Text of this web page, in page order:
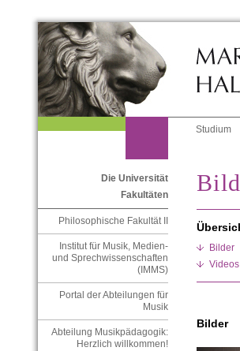
Studium
Die Universität
Fakultäten
Philosophische Fakultät II
Institut für Musik, Medien-
und Sprechwissenschaften
(IMMS)
Portal der Abteilungen für
Musik
Abteilung Musikpädagogik:
Herzlich willkommen!
Bilder
Videos
Bilder